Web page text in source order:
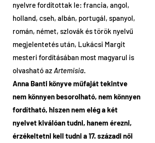
nyelvre fordítottak le: francia, angol,
holland, cseh, albán, portugál, spanyol,
román, német, szlovák és török nyelvű
megjelentetés után, Lukácsi Margit
mesteri fordításában most magyarul is
olvasható azArtemisia.
Anna Banti könyve műfaját tekintve
nem könnyen besorolható, nem könnyen
fordítható, hiszen nem elég a két
nyelvet kiválóan tudni, hanem érezni,
érzékeltetni kell tudni a 17. századi női